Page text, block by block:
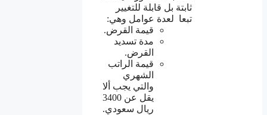
ثابتة بل قابلة للتغيير
تبعا لعدة عوامل وهي:
قيمة القرض.
مدة تسديد
القرض.
قيمة الراتب
الشهري
والتي يجب ألا
يقل عن 3400
ريال سعودي.